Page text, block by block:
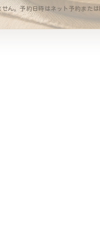
ん。予約日時はネット予約または